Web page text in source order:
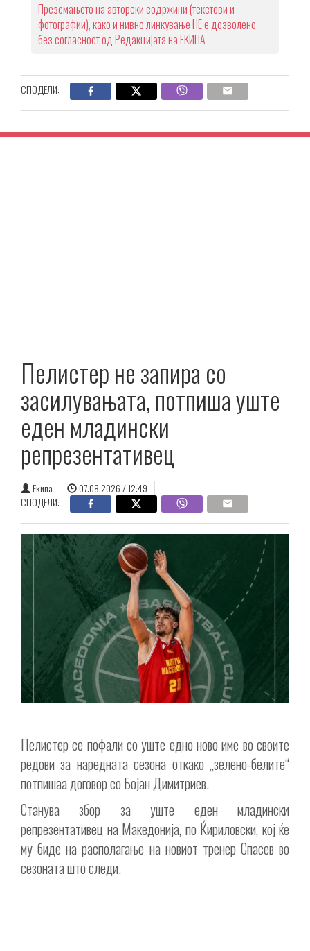
Преземањето на авторски содржини (текстови и
фотографии), како и нивно линкување НЕ е дозволено
без согласност од Редакцијата на ЕКИПА
СПОДЕЛИ:
Пелистер не запира со
засилувањата, потпиша уште
еден младински
репрезентативец
Екипа
07.08.2026 / 12:49
СПОДЕЛИ:
Пелистер се пофали со уште едно ново име во своите
редови за наредната сезона откако „зелено-белите“
потпишаа договор со Бојан Димитриев.
Станува збор за уште еден младински
репрезентативец на Македонија, по Ќириловски, кој ќе
му биде на располагање на новиот тренер Спасев во
сезоната што следи.